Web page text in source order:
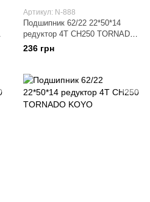
Артикул: N-888
Подшипник 62/22 22*50*14
редуктор 4T CH250 TORNADO
NSK
236 грн